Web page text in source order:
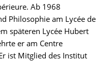
Ab 1968
Philosophie am Lycée de
späteren Lycée Hubert
er am Centre
ist Mitglied des Institut